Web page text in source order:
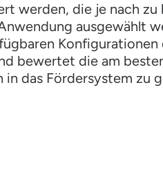
werden, die je nach zu
ausgewählt
bewertet die am
das Fördersystem zu